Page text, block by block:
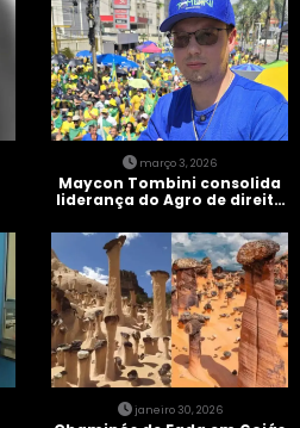
março 3, 2026
Maycon Tombini consolida
liderança do Agro de direita
Brasil” em Goiânia
janeiro 30, 2026